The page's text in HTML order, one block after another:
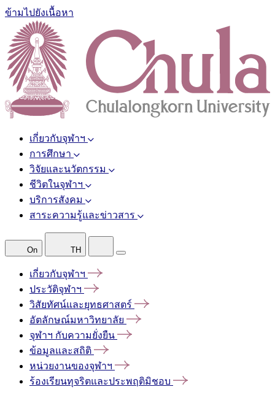
ข้ามไปยังเนื้อหา
เกี่ยวกับจุฬาฯ
การศึกษา
วิจัยและนวัตกรรม
ชีวิตในจุฬาฯ
บริการสังคม
สาระความรู้และข่าวสาร
On TH
เกี่ยวกับจุฬาฯ
ประวัติจุฬาฯ
วิสัยทัศน์และยุทธศาสตร์
อัตลักษณ์มหาวิทยาลัย
จุฬาฯ กับความยั่งยืน
ข้อมูลและสถิติ
หน่วยงานของจุฬาฯ
ร้องเรียนทุจริตและประพฤติมิชอบ